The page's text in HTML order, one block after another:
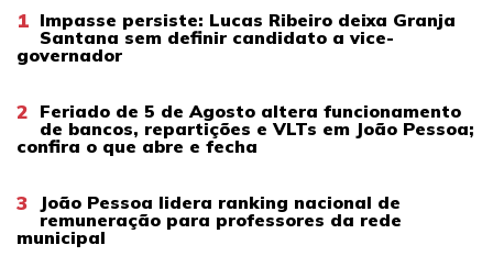
1 Impasse persiste: Lucas Ribeiro deixa Granja
Santana sem definir candidato a vice-
governador
2 Feriado de 5 de Agosto altera funcionamento
de bancos, repartições e VLTs em João Pessoa;
confira o que abre e fecha
3
João Pessoa lidera ranking nacional de
remuneração para professores da rede
municipal